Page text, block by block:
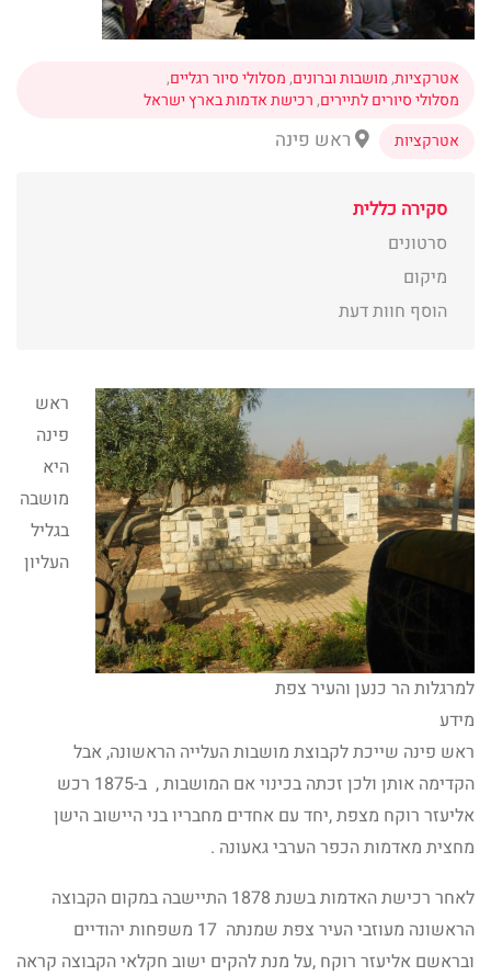
אטרקציות,מושבות וברונים,מסלולי סיור רגליים,
מסלולי סיורים לתיירים,רכישת אדמות בארץ ישראל
אטרקציות
ראש פינה
סקירה כללית
סרטונים
מיקום
הוסף חוות דעת
ראש
פינה
היא
מושבה
בגליל
העליון
למרגלות הר כנען והעיר צפת
מידע
ראש פינה שייכת לקבוצת מושבות העלייה הראשונה, אבל
הקדימה אותן ולכן זכתה בכינוי אם המושבות , ב-1875 רכש
אליעזר רוקח מצפת ,יחד עם אחדים מחבריו בני היישוב הישן
מחצית מאדמות הכפר הערבי גאעונה .
לאחר רכישת האדמות בשנת 1878 התיישבה במקום הקבוצה
הראשונה מעוזבי העיר צפת שמנתה 17 משפחות יהודיים
ובראשם אליעזר רוקח ,על מנת להקים ישוב חקלאי הקבוצה קראה